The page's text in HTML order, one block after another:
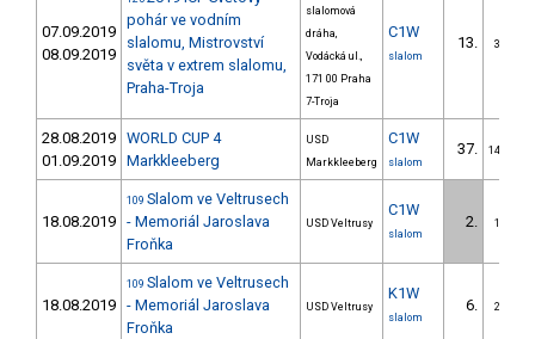
07.09.2019
08.09.2019
pohár ve vodním
slalomu, Mistrovství
světa v extrem slalomu,
Praha-Troja
slalomová
dráha,
Vodácká ul.,
171 00 Praha
7-Troja
C1W
slalom
13. 3/U23
28.08.2019
01.09.2019
WORLD CUP 4
Markkleeberg
USD
Markkleeberg
C1W
slalom
37. 14/U23
18.08.2019
109 Slalom ve Veltrusech
- Memoriál Jaroslava
Froňka
USD Veltrusy
C1W
slalom
2. 1/U23
18.08.2019
109 Slalom ve Veltrusech
- Memoriál Jaroslava
Froňka
USD Veltrusy
K1W
slalom
6. 2/U23